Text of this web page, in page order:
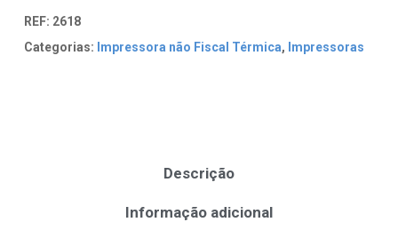
REF: 2618
Categorias: Impressora não Fiscal Térmica, Impressoras
Descrição
Informação adicional